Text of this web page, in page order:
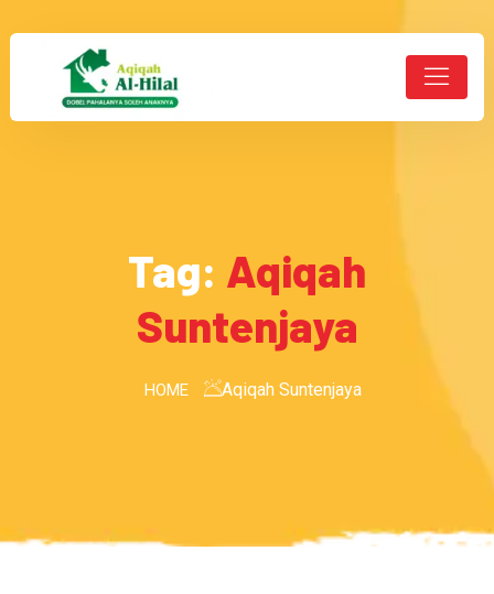
Tag: Aqiqah
Suntenjaya
HOME Aqiqah Suntenjaya